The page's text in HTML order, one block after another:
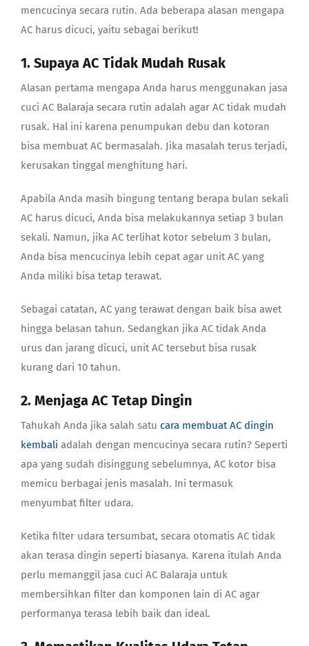
mencucinya secara rutin. Ada beberapa alasan mengapa
AC harus dicuci, yaitu sebagai berikut!
1. Supaya AC Tidak Mudah Rusak
Alasan pertama mengapa Anda harus menggunakan jasa
cuci AC Balaraja secara rutin adalah agar AC tidak mudah
rusak. Hal ini karena penumpukan debu dan kotoran
bisa membuat AC bermasalah. Jika masalah terus terjadi,
kerusakan tinggal menghitung hari.
Apabila Anda masih bingung tentang berapa bulan sekali
AC harus dicuci, Anda bisa melakukannya setiap 3 bulan
sekali. Namun, jika AC terlihat kotor sebelum 3 bulan,
Anda bisa mencucinya lebih cepat agar unit AC yang
Anda miliki bisa tetap terawat.
Sebagai catatan, AC yang terawat dengan baik bisa awet
hingga belasan tahun. Sedangkan jika AC tidak Anda
urus dan jarang dicuci, unit AC tersebut bisa rusak
kurang dari 10 tahun.
2. Menjaga AC Tetap Dingin
Tahukah Anda jika salah satu cara membuat AC dingin
kembali adalah dengan mencucinya secara rutin? Seperti
apa yang sudah disinggung sebelumnya, AC kotor bisa
memicu berbagai jenis masalah. Ini termasuk
menyumbat filter udara.
Ketika filter udara tersumbat, secara otomatis AC tidak
akan terasa dingin seperti biasanya. Karena itulah Anda
perlu memanggil jasa cuci AC Balaraja untuk
membersihkan filter dan komponen lain di AC agar
performanya terasa lebih baik dan ideal.